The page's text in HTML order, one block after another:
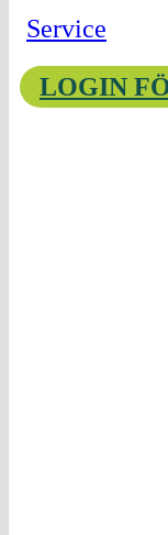
Service
LOGIN